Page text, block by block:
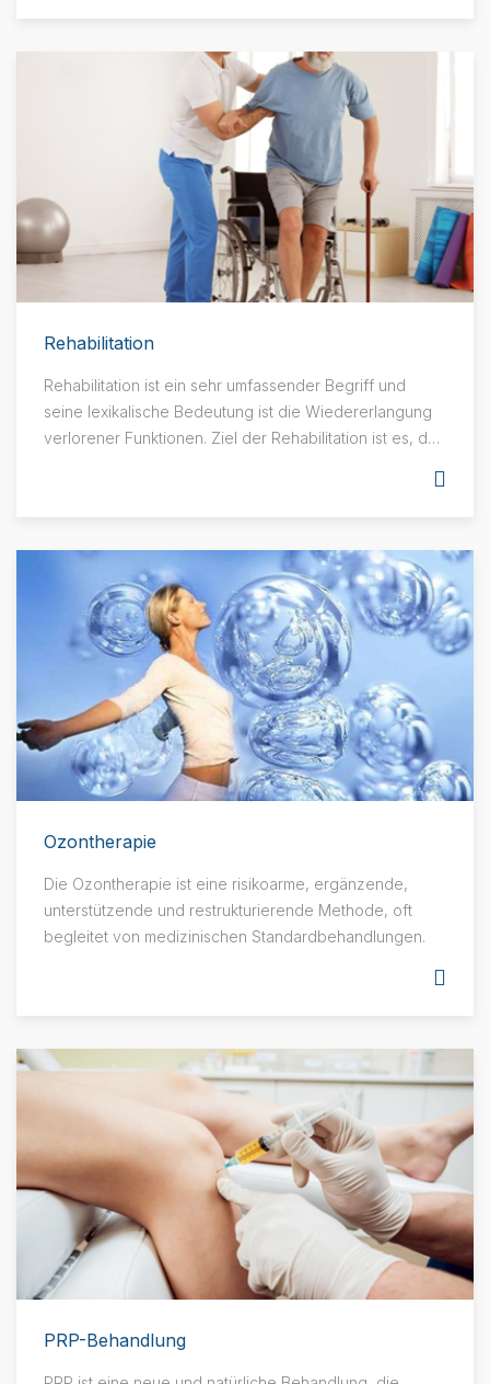
Rehabilitation
Rehabilitation ist ein sehr umfassender Begriff und
seine lexikalische Bedeutung ist die Wiedererlangung
verlorener Funktionen. Ziel der Rehabilitation ist es, der
Ozontherapie
Die Ozontherapie ist eine risikoarme, ergänzende,
unterstützende und restrukturierende Methode, oft
begleitet von medizinischen Standardbehandlungen.
PRP-Behandlung